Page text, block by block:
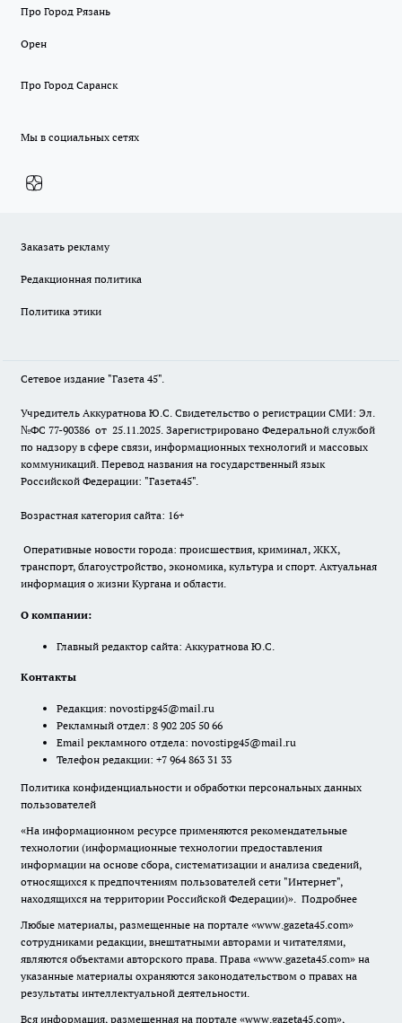
Про Город Рязань
Орен
Про Город Саранск
Мы в социальных сетях
Заказать рекламу
Редакционная политика
Политика этики
Сетевое издание "Газета 45".
Учредитель Аккуратнова Ю.С. Свидетельство о регистрации СМИ: Эл.
№ФС 77-90386 от 25.11.2025. Зарегистрировано Федеральной службой
по надзору в сфере связи, информационных технологий и массовых
коммуникаций. Перевод названия на государственный язык
Российской Федерации: "Газета45".
Возрастная категория сайта: 16+
Оперативные новости города: происшествия, криминал, ЖКХ,
транспорт, благоустройство, экономика, культура и спорт. Актуальная
информация о жизни Кургана и области.
О компании:
Главный редактор сайта: Аккуратнова Ю.С.
Контакты
Редакция: novostipg45@mail.ru
Рекламный отдел: 8 902 205 50 66
Email рекламного отдела: novostipg45@mail.ru
Телефон редакции: +7 964 863 31 33
Политика конфиденциальности и обработки персональных данных
пользователей
«На информационном ресурсе применяются рекомендательные
технологии (информационные технологии предоставления
информации на основе сбора, систематизации и анализа сведений,
относящихся к предпочтениям пользователей сети "Интернет",
находящихся на территории Российской Федерации)». Подробнее
Любые материалы, размещенные на портале «www.gazeta45.com»
сотрудниками редакции, внештатными авторами и читателями,
являются объектами авторского права. Права «www.gazeta45.com» на
указанные материалы охраняются законодательством о правах на
результаты интеллектуальной деятельности.
Вся информация, размещенная на портале «www.gazeta45.com»,